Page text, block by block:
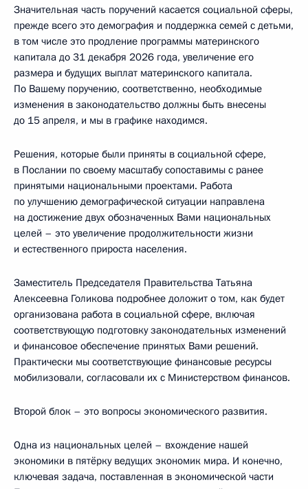
Значительная часть поручений касается социальной сферы,
прежде всего это демография и поддержка семей с детьми,
в том числе это продление программы материнского
капитала до 31 декабря 2026 года, увеличение его
размера и будущих выплат материнского капитала.
По Вашему поручению, соответственно, необходимые
изменения в законодательство должны быть внесены
до 15 апреля, и мы в графике находимся.
Решения, которые были приняты в социальной сфере,
в Послании по своему масштабу сопоставимы с ранее
принятыми национальными проектами. Работа
по улучшению демографической ситуации направлена
на достижение двух обозначенных Вами национальных
целей – это увеличение продолжительности жизни
и естественного прироста населения.
Заместитель Председателя Правительства Татьяна
Алексеевна Голикова подробнее доложит о том, как будет
организована работа в социальной сфере, включая
соответствующую подготовку законодательных изменений
и финансовое обеспечение принятых Вами решений.
Практически мы соответствующие финансовые ресурсы
мобилизовали, согласовали их с Министерством финансов.
Второй блок – это вопросы экономического развития.
Одна из национальных целей – вхождение нашей
экономики в пятёрку ведущих экономик мира. И конечно,
ключевая задача, поставленная в экономической части